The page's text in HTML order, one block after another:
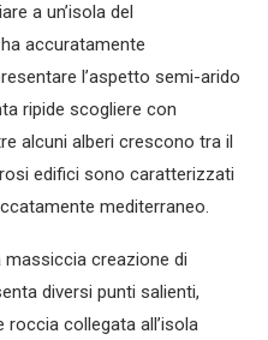
a un’isola del
accuratamente
l’aspetto semi-arido
ripide scogliere con
alcuni alberi crescono tra il
edifici sono caratterizzati
mediterraneo.
massiccia creazione di
diversi punti salienti,
collegata all’isola